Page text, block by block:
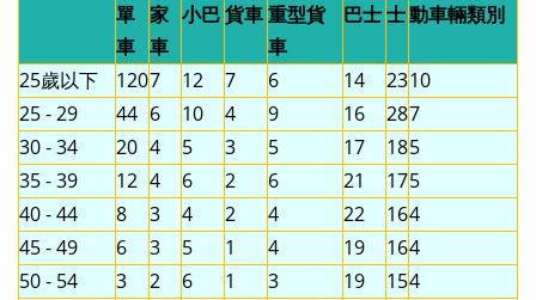
單
車
家
車
小巴貨車重型貨
車
巴士士動車輛類別
25歲以下 1207 12 7 6 14 2310
25 - 29
44 6 10 4 9 16 287
30 - 34
20 4 5 3 5 17 185
35 - 39
12 4 6 2 6 21 175
40 - 44
8 3 4 2 4 22 164
45 - 49
6 3 5 1 4 19 164
50 - 54
3 2 6 1 3 19 154